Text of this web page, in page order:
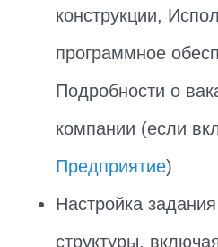
конструкции,
программное
Подробности о
компании (если
Предприятие)
Настройка
структуры,